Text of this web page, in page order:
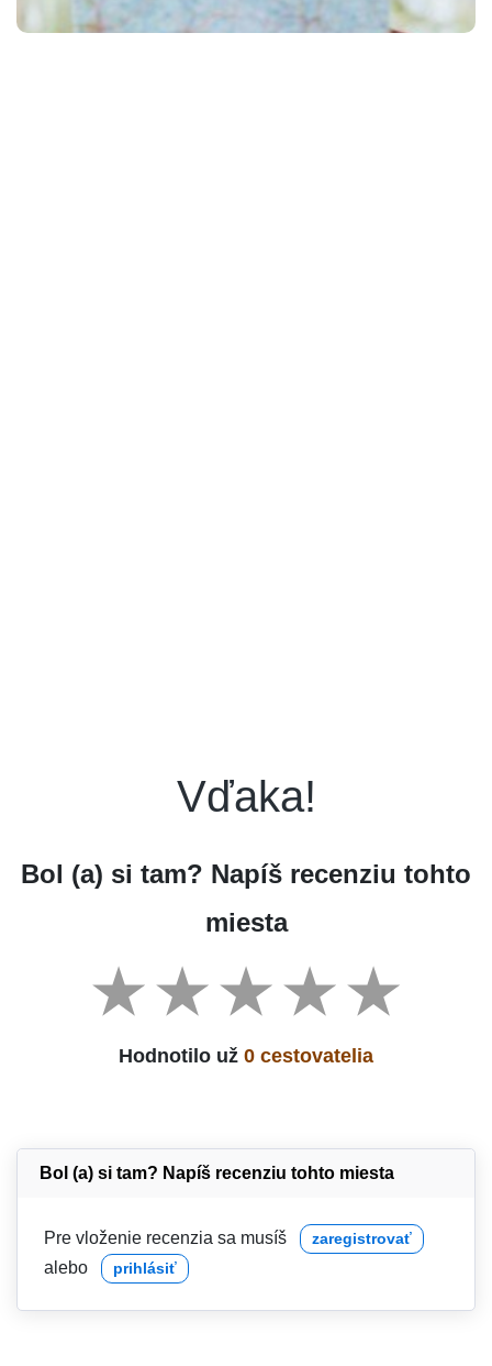
Vďaka!
Bol (a) si tam? Napíš recenziu tohto
miesta
Hodnotilo už 0 cestovatelia
Bol (a) si tam? Napíš recenziu tohto miesta
Pre vloženie recenzia sa musíš zaregistrovať
alebo prihlásiť